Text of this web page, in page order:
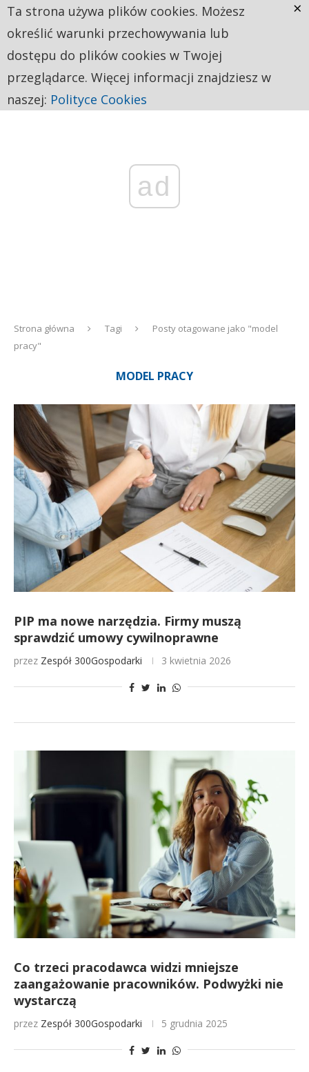
ad
Strona główna Tagi
Posty otagowane jako "model
pracy"
MODEL PRACY
PIP ma nowe narzędzia. Firmy muszą
sprawdzić umowy cywilnoprawne
przez Zespół 300Gospodarki 3 kwietnia 2026
Co trzeci pracodawca widzi mniejsze
zaangażowanie pracowników. Podwyżki nie
wystarczą
przez Zespół 300Gospodarki 5 grudnia 2025
Ta strona używa plików cookies. Możesz
określić warunki przechowywania lub
dostępu do plików cookies w Twojej
przeglądarce. Więcej informacji znajdziesz w
naszej: Polityce Cookies
×